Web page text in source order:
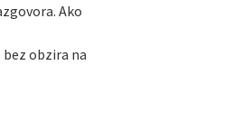
Ako
obzira na